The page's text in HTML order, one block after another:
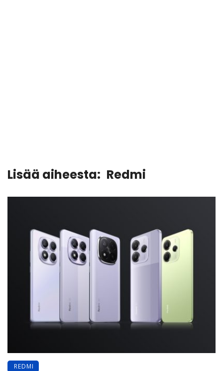
Lisää aiheesta: Redmi
REDMI